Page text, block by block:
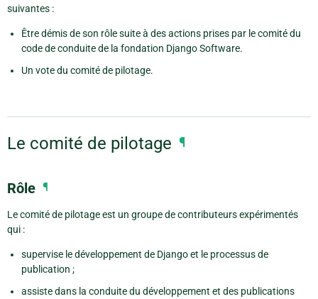
suivantes :
Être démis de son rôle suite à des actions prises par le comité du
code de conduite de la fondation Django Software.
Un vote du comité de pilotage.
Le comité de pilotage ¶
Rôle ¶
Le comité de pilotage est un groupe de contributeurs expérimentés
qui :
supervise le développement de Django et le processus de
publication ;
assiste dans la conduite du développement et des publications